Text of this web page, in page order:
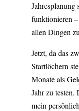
funktionieren
allen Dingen
Jetzt, da das
Startlöchern
Monate als
Jahr zu testen.
mein